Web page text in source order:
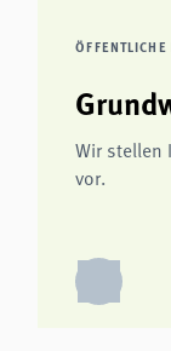
ÖFFENTLICHE
Wir stellen
vor.